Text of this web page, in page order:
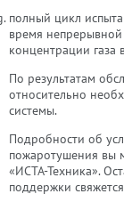
полный цикл
время
концентрации газа
По результатам
относительно
системы.
Подробности об
пожаротушения вы
«ИСТА-Техника».
поддержки